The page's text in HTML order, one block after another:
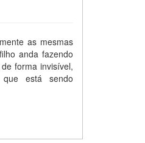
as mesmas
anda fazendo
forma invisível,
está sendo